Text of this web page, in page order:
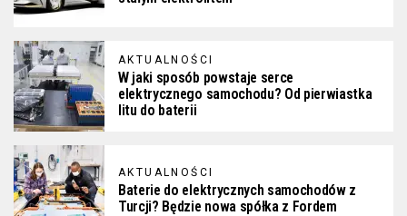
AKTUALNOŚCI
W jaki sposób powstaje serce
elektrycznego samochodu? Od pierwiastka
litu do baterii
AKTUALNOŚCI
Baterie do elektrycznych samochodów z
Turcji? Będzie nowa spółka z Fordem